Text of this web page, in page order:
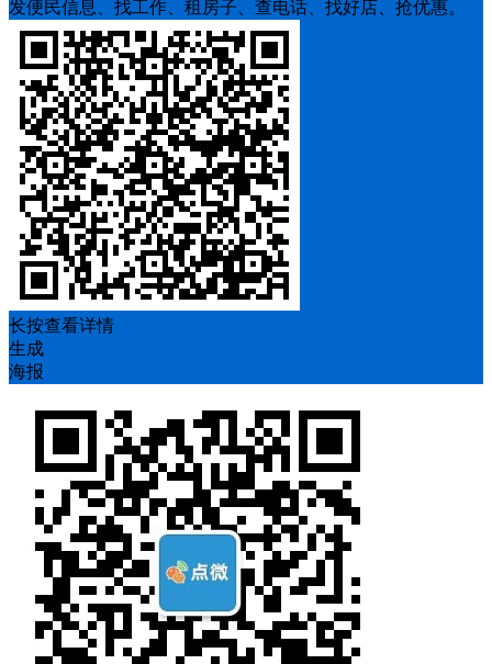
发便民信息、找工作、租房子、查电话、找好店、抢优惠。
长按查看详情
生成
海报